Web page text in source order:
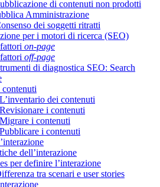
di contenuti non prodotti
Amministrazione
dei soggetti ritratti
per i motori di ricerca (SEO)
on-page
off-page
di diagnostica SEO: Search
dei contenuti
i contenuti
i contenuti
i contenuti
dell’interazione
per definire l’interazione
tra scenari e user stories